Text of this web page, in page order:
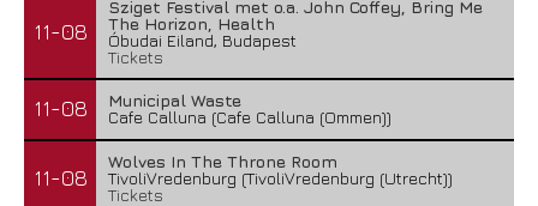
11-08
Sziget Festival met o.a. John Coffey, Bring Me
The Horizon, Health
Óbudai Eiland, Budapest
Tickets
11-08
Municipal Waste
Cafe Calluna (Cafe Calluna (Ommen))
11-08
Wolves In The Throne Room
TivoliVredenburg (TivoliVredenburg (Utrecht))
Tickets